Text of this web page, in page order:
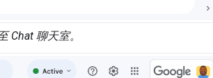
Chat 聊天室。